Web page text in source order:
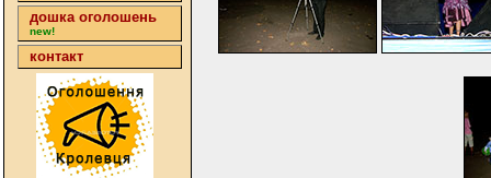
дошка оголошень
new!
контакт